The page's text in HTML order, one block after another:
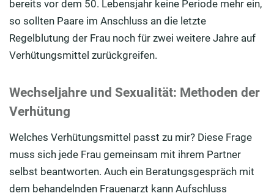
bereits vor dem 50. Lebensjahr keine Periode mehr ein,
so sollten Paare im Anschluss an die letzte
Regelblutung der Frau noch für zwei weitere Jahre auf
Verhütungsmittel zurückgreifen.
Wechseljahre und Sexualität: Methoden der
Verhütung
Welches Verhütungsmittel passt zu mir? Diese Frage
muss sich jede Frau gemeinsam mit ihrem Partner
selbst beantworten. Auch ein Beratungsgespräch mit
dem behandelnden Frauenarzt kann Aufschluss